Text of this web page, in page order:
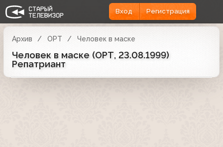
Вход Регистрация
Архив ОРТ Человек в маске
Человек в маске (ОРТ, 23.08.1999)
Репатриант